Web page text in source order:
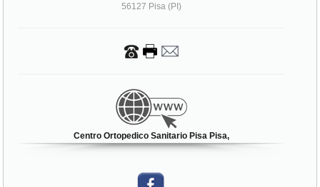
56127 Pisa (PI)
Centro Ortopedico Sanitario Pisa Pisa,